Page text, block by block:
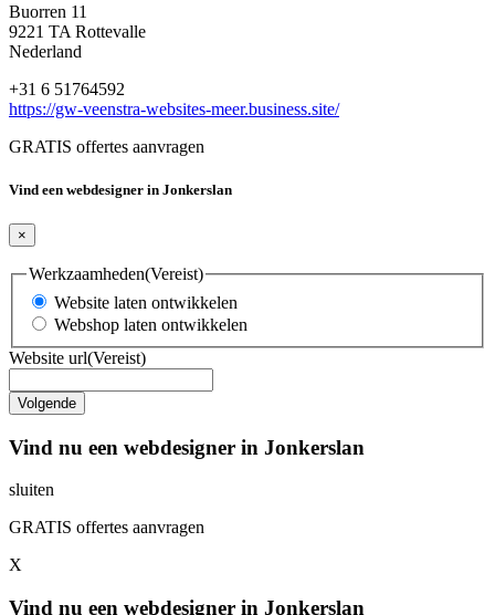
Buorren 11
9221 TA Rottevalle
Nederland
+31 6 51764592
https://gw-veenstra-websites-meer.business.site/
GRATIS offertes aanvragen
Vind een webdesigner in Jonkerslan
×
Werkzaamheden(Vereist)
Website laten ontwikkelen
Webshop laten ontwikkelen
Website url(Vereist)
Vind nu een webdesigner in Jonkerslan
sluiten
GRATIS offertes aanvragen
X
Vind nu een webdesigner in Jonkerslan